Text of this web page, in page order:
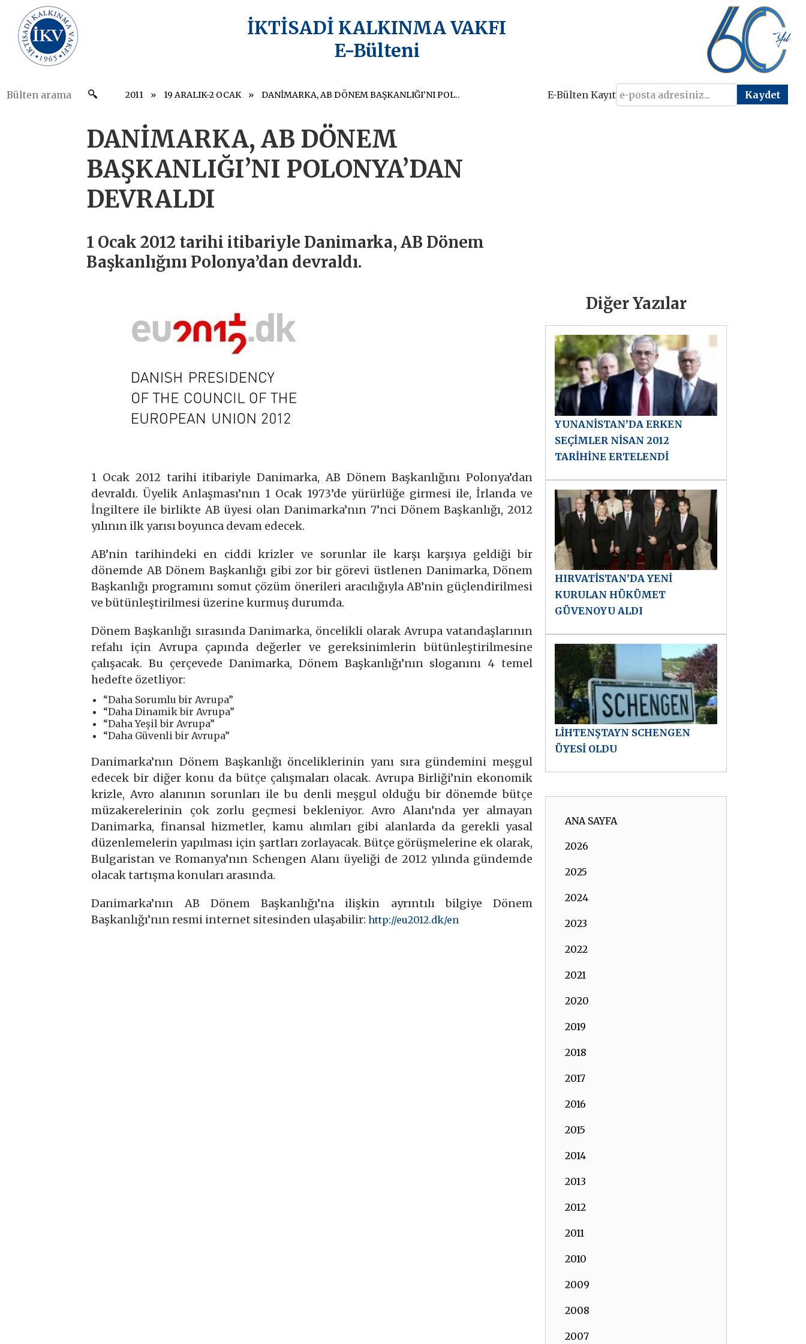
İKTİSADİ KALKINMA VAKFI
E-Bülteni
2011 19 ARALIK-2 OCAK DANİMARKA, AB DÖNEM BAŞKANLIĞI’NI POLONYA’DAN DEVRALDI E-Bülten Kayıt
DANİMARKA, AB DÖNEM
BAŞKANLIĞI’NI POLONYA’DAN
DEVRALDI
1 Ocak 2012 tarihi itibariyle Danimarka, AB Dönem
Başkanlığını Polonya’dan devraldı.
1 Ocak 2012 tarihi itibariyle Danimarka, AB Dönem Başkanlığını Polonya’dan
devraldı. Üyelik Anlaşması’nın 1 Ocak 1973’de yürürlüğe girmesi ile, İrlanda ve
İngiltere ile birlikte AB üyesi olan Danimarka’nın 7’nci Dönem Başkanlığı, 2012
yılının ilk yarısı boyunca devam edecek.
AB’nin tarihindeki en ciddi krizler ve sorunlar ile karşı karşıya geldiği bir
dönemde AB Dönem Başkanlığı gibi zor bir görevi üstlenen Danimarka, Dönem
Başkanlığı programını somut çözüm önerileri aracılığıyla AB’nin güçlendirilmesi
ve bütünleştirilmesi üzerine kurmuş durumda.
Dönem Başkanlığı sırasında Danimarka, öncelikli olarak Avrupa vatandaşlarının
refahı için Avrupa çapında değerler ve gereksinimlerin bütünleştirilmesine
çalışacak. Bu çerçevede Danimarka, Dönem Başkanlığı’nın sloganını 4 temel
hedefte özetliyor:
“Daha Sorumlu bir Avrupa”
“Daha Dinamik bir Avrupa”
“Daha Yeşil bir Avrupa”
“Daha Güvenli bir Avrupa”
Danimarka’nın Dönem Başkanlığı önceliklerinin yanı sıra gündemini meşgul
edecek bir diğer konu da bütçe çalışmaları olacak. Avrupa Birliği’nin ekonomik
krizle, Avro alanının sorunları ile bu denli meşgul olduğu bir dönemde bütçe
müzakerelerinin çok zorlu geçmesi bekleniyor. Avro Alanı’nda yer almayan
Danimarka, finansal hizmetler, kamu alımları gibi alanlarda da gerekli yasal
düzenlemelerin yapılması için şartları zorlayacak. Bütçe görüşmelerine ek olarak,
Bulgaristan ve Romanya’nın Schengen Alanı üyeliği de 2012 yılında gündemde
olacak tartışma konuları arasında.
Danimarka’nın AB Dönem Başkanlığı’na ilişkin ayrıntılı bilgiye Dönem
Başkanlığı’nın resmi internet sitesinden ulaşabilir:http://eu2012.dk/en
Diğer Yazılar
YUNANİSTAN’DA ERKEN
SEÇİMLER NİSAN 2012
TARİHİNE ERTELENDİ
HIRVATİSTAN’DA YENİ
KURULAN HÜKÜMET
GÜVENOYU ALDI
LİHTENŞTAYN SCHENGEN
ÜYESİ OLDU
ANA SAYFA
2026
2025
2024
2023
2022
2021
2020
2019
2018
2017
2016
2015
2014
2013
2012
2011
2010
2009
2008
2007